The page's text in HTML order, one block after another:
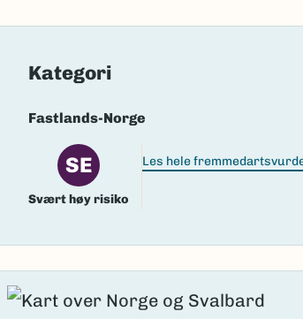
Takson ID:26111
Gå til Nortaxa for flere detaljer
Kategori
Fastlands-Norge
SE
Svært høy risiko
Les hele